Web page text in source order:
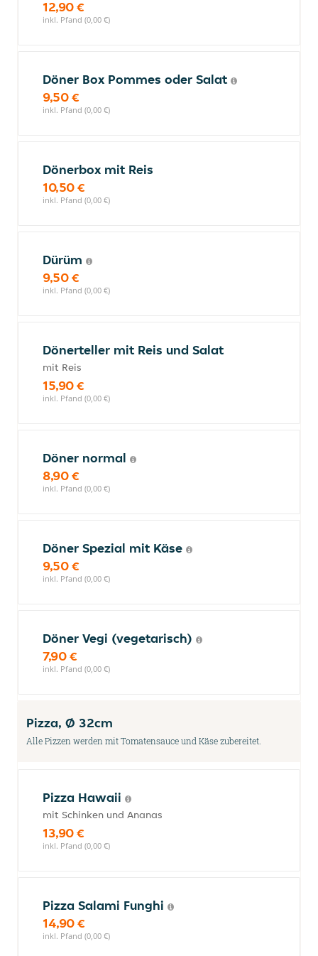
12,90 €
inkl. Pfand (0,00 €)
Döner Box Pommes oder Salat
9,50 €
inkl. Pfand (0,00 €)
Dönerbox mit Reis
10,50 €
inkl. Pfand (0,00 €)
Dürüm
9,50 €
inkl. Pfand (0,00 €)
Dönerteller mit Reis und Salat
mit Reis
15,90 €
inkl. Pfand (0,00 €)
Döner normal
8,90 €
inkl. Pfand (0,00 €)
Döner Spezial mit Käse
9,50 €
inkl. Pfand (0,00 €)
Döner Vegi (vegetarisch)
7,90 €
inkl. Pfand (0,00 €)
Pizza, Ø 32cm
Alle Pizzen werden mit Tomatensauce und Käse zubereitet.
Pizza Hawaii
mit Schinken und Ananas
13,90 €
inkl. Pfand (0,00 €)
Pizza Salami Funghi
14,90 €
inkl. Pfand (0,00 €)